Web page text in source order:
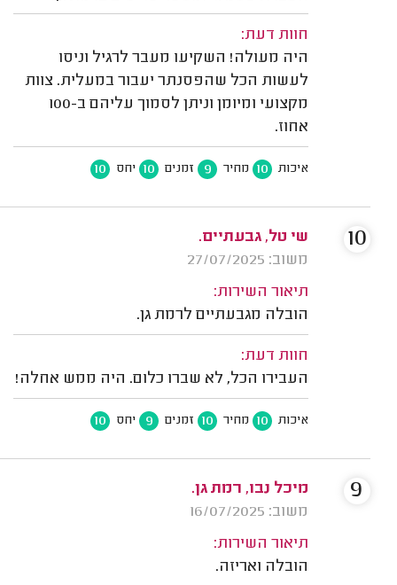
חוות דעת:
היה מעולה! השקיעו מעבר לרגיל וניסו
לעשות הכל שהפסנתר יעבור במעלית. צוות
מקצועי ומיומן וניתן לסמוך עליהם ב-100
אחוז.
איכות 10 מחיר 9 זמנים 10 יחס 10
שי טל, גבעתיים.
משוב: 27/07/2025
תיאור השירות:
הובלה מגבעתיים לרמת גן.
חוות דעת:
העבירו הכל, לא שברו כלום. היה ממש אחלה!
איכות 10 מחיר 10 זמנים 9 יחס 10
10
מיכל נבו, רמת גן.
משוב: 16/07/2025
תיאור השירות:
הובלה ואריזה.
9